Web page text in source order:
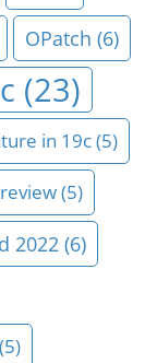
OPatch (6)
(23)
in 19c(5)
(5)
2022 (6)
(5)